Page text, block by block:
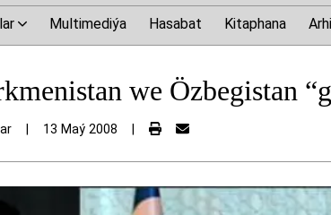
Multimediýa Hasabat Kitaphana
we Özbegistan
13 Maý 2008